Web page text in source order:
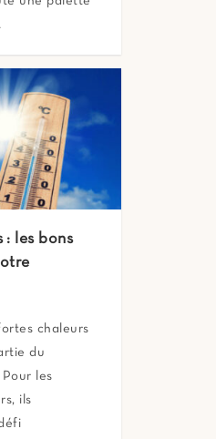
: les bons
chaleurs
du
les
ils